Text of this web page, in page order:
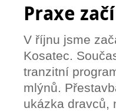
Praxe
V říjnu jsme
Kosatec.
tranzitní
mlýnů.
ukázka dravců,